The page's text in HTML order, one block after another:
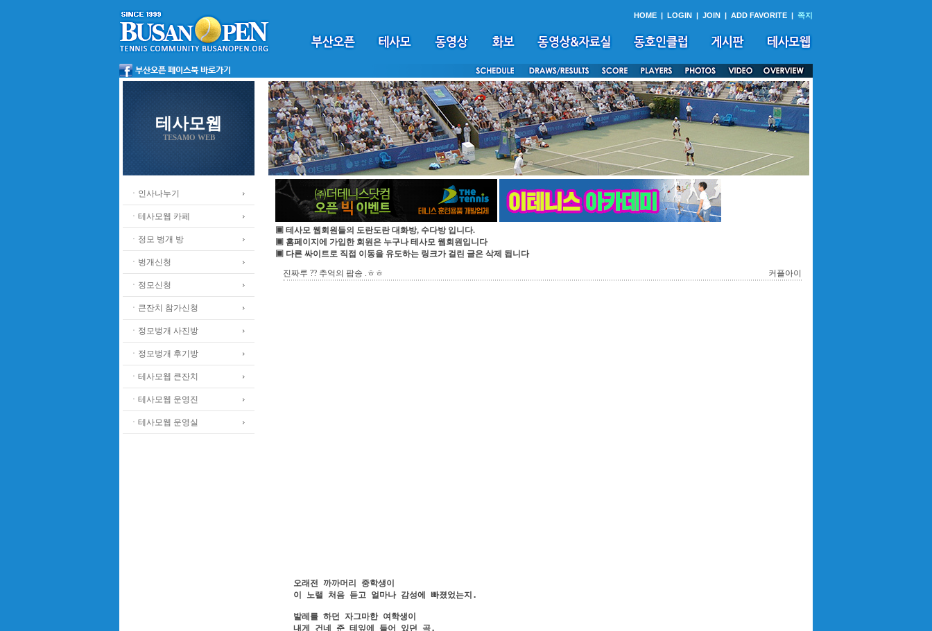
HOME | LOGIN | JOIN | ADD FAVORITE | 쪽지
테사모웹
TESAMO WEB
ㆍ인사나누기
ㆍ테사모웹 카페
ㆍ정모 벙개 방
ㆍ벙개신청
ㆍ정모신청
ㆍ큰잔치 참가신청
ㆍ정모벙개 사진방
ㆍ정모벙개 후기방
ㆍ테사모웹 큰잔치
ㆍ테사모웹 운영진
ㆍ테사모웹 운영실
▣ 테사모 웹회원들의 도란도란 대화방, 수다방 입니다.
▣ 홈페이지에 가입한 회원은 누구나 테사모 웹회원입니다
▣ 다른 싸이트로 직접 이동을 유도하는 링크가 걸린 글은 삭제 됩니다
진짜루 ?? 추억의 팝송 .ㅎㅎ
커플아이
오래전 까까머리 중학생이
이 노랠 처음 듣고 얼마나 감성에 빠졌었는지.
발레를 하던 자그마한 여학생이
내게 건네 준 테잎에 들어 있던 곡.